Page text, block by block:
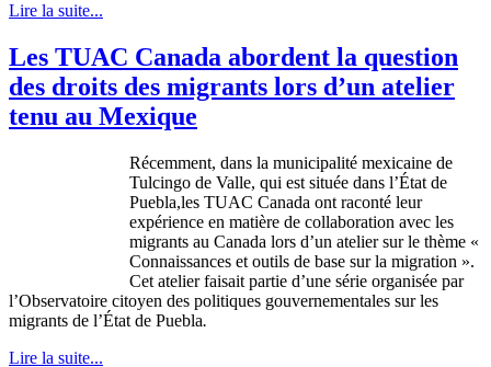
Lire la suite...
Les TUAC Canada abordent la question
des droits des migrants lors d’un atelier
tenu au Mexique
Récemment, dans la municipalité mexicaine de
Tulcingo de Valle, qui est située dans l’État de
Puebla,les TUAC Canada ont raconté leur
expérience en matière de collaboration avec les
migrants au Canada lors d’un ateliersurle thème «
Connaissances et outils de base surla migration ».
Cet atelierfaisait partie d’une série organisée par
l’Observatoire citoyen des politiques gouvernementales surles
migrants de l’État de Puebla.
Lire la suite...